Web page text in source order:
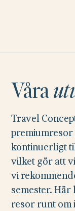
Våra
Travel
kontinuerligt
vilket gör att
vi
semester.
resor runt om